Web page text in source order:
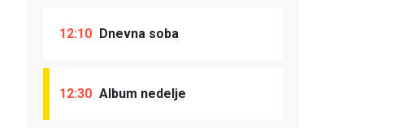
12:10 Dnevna soba
12:30 Album nedelje